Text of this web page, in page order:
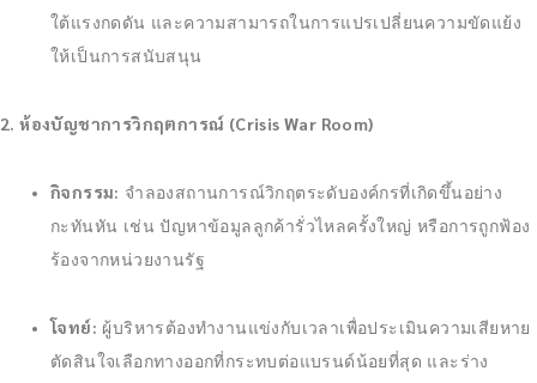
ใต้แรงกดดัน และความสามารถในการแปรเปลี่ยนความขัดแย้ง
ให้เป็นการสนับสนุน
2. ห้องบัญชาการวิกฤตการณ์ (Crisis War Room)
กิจกรรม: จำลองสถานการณ์วิกฤตระดับองค์กรที่เกิดขึ้นอย่าง
กะทันหัน เช่น ปัญหาข้อมูลลูกค้ารั่วไหลครั้งใหญ่ หรือการถูกฟ้อง
ร้องจากหน่วยงานรัฐ
โจทย์: ผู้บริหารต้องทำงานแข่งกับเวลาเพื่อประเมินความเสียหาย
ตัดสินใจเลือกทางออกที่กระทบต่อแบรนด์น้อยที่สุด และร่าง